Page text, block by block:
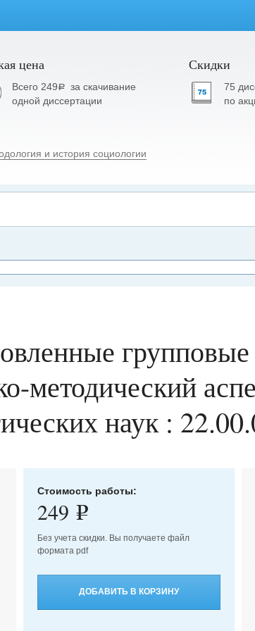
цена
Всего 249a за скачивание
одной диссертации
Скидки
75
по
и история социологии
групповые
методический
наук :
Стоимость работы:
249 e
Без учета скидки. Вы получаете файл
формата pdf
ДОБАВИТЬ В КОРЗИНУ